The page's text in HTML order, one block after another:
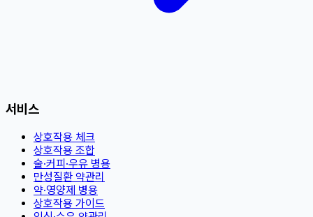
서비스
상호작용 체크
상호작용 조합
술·커피·우유 병용
만성질환 약관리
약·영양제 병용
상호작용 가이드